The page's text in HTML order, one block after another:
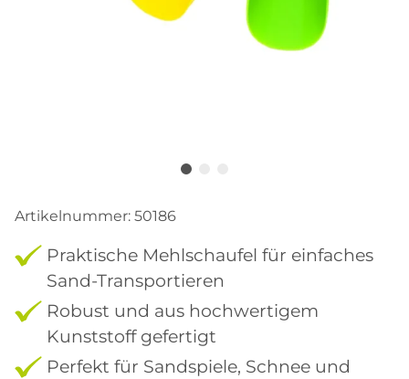
Artikelnummer: 50186
Praktische Mehlschaufel für einfaches
Sand-Transportieren
Robust und aus hochwertigem
Kunststoff gefertigt
Perfekt für Sandspiele, Schnee und